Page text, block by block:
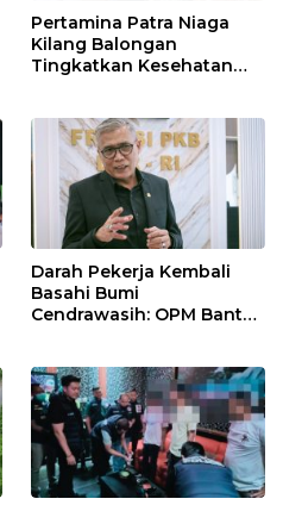
Pertamina Patra Niaga
Kilang Balongan
Tingkatkan Kesehatan
Rutin dan Edukasi
Perawatan Gigi
Darah Pekerja Kembali
Basahi Bumi
Cendrawasih: OPM Bantai